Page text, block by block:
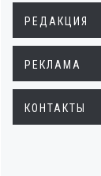
РЕДАКЦИЯ
РЕКЛАМА
КОНТАКТЫ